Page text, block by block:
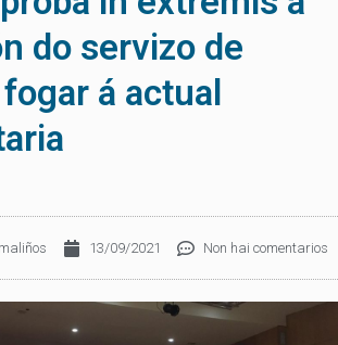
do servizo de
á actual
13/09/2021 Non hai comentarios